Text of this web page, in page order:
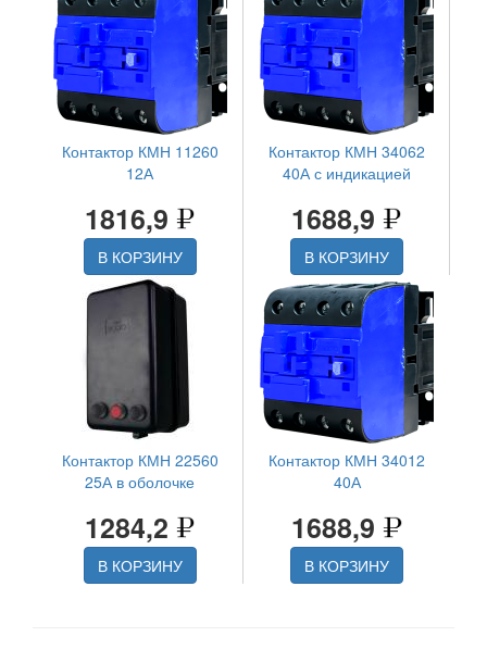
Контактор КМН 11260
12А
1816,9
В КОРЗИНУ
Контактор КМН 34062
40А с индикацией
1688,9
В КОРЗИНУ
Контактор КМН 22560
25А в оболочке
1284,2
В КОРЗИНУ
Контактор КМН 34012
40А
1688,9
В КОРЗИНУ